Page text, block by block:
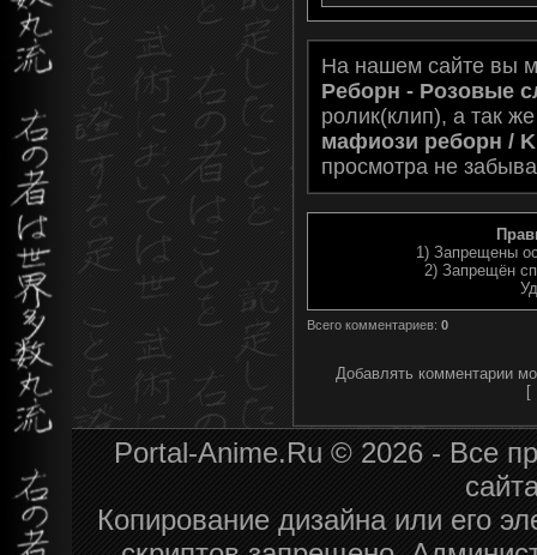
На нашем сайте вы
Реборн - Розовые
ролик(клип), а так
мафиози реборн /
просмотра не
1) Запрещены
2) Запрещён
Всего комментариев: 0
Добавлять комментарии
[
Portal-Anime.Ru © 2026 - Все
Копирование дизайна или его